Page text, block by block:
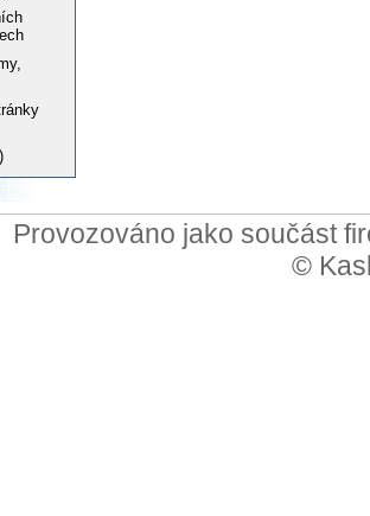
Provozováno jako součást
©